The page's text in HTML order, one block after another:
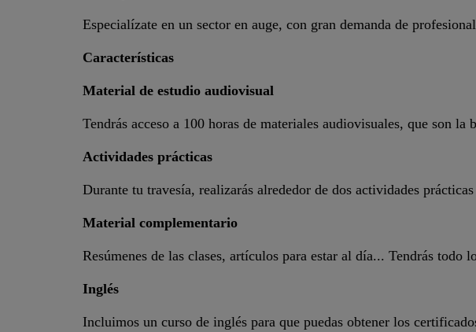
Especialízate en un sector en auge, con gran demanda de
Características
Material de estudio audiovisual
Tendrás acceso a 100 horas de materiales audiovisuales, que son
Actividades prácticas
Durante tu travesía, realizarás alrededor de dos actividades
Material complementario
Resúmenes de las clases, artículos para estar al día... Tendrás todo
Inglés
Incluimos un curso de inglés para que puedas obtener los